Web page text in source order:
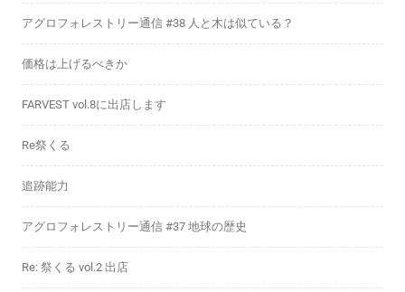
アグロフォレストリー通信 #38 人と木は似ている？
価格は上げるべきか
FARVEST vol.8に出店します
Re祭くる
追跡能力
アグロフォレストリー通信 #37 地球の歴史
Re: 祭くる vol.2 出店